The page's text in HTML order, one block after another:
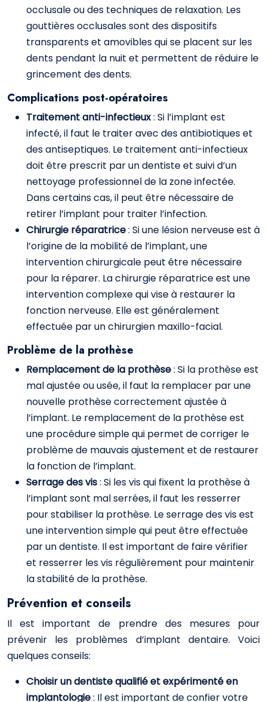
occlusale ou des techniques de relaxation. Les
gouttières occlusales sont des dispositifs
transparents et amovibles qui se placent sur les
dents pendant la nuit et permettent de réduire le
grincement des dents.
Complications post-opératoires
Traitement anti-infectieux: Si l’implant est
infecté, il faut le traiter avec des antibiotiques et
des antiseptiques. Le traitement anti-infectieux
doit être prescrit par un dentiste et suivi d’un
nettoyage professionnel de la zone infectée.
Dans certains cas, il peut être nécessaire de
retirer l’implant pour traiter l’infection.
Chirurgie réparatrice: Si une lésion nerveuse est à
l’origine de la mobilité de l’implant, une
intervention chirurgicale peut être nécessaire
pour la réparer. La chirurgie réparatrice est une
intervention complexe qui vise à restaurer la
fonction nerveuse. Elle est généralement
effectuée par un chirurgien maxillo-facial.
Problème de la prothèse
Remplacement de la prothèse: Si la prothèse est
mal ajustée ou usée, il faut la remplacer par une
nouvelle prothèse correctement ajustée à
l’implant. Le remplacement de la prothèse est
une procédure simple qui permet de corriger le
problème de mauvais ajustement et de restaurer
la fonction de l’implant.
Serrage des vis: Si les vis qui fixent la prothèse à
l’implant sont mal serrées, il faut les resserrer
pour stabiliser la prothèse. Le serrage des vis est
une intervention simple qui peut être effectuée
par un dentiste. Il est important de faire vérifier
et resserrer les vis régulièrement pour maintenir
la stabilité de la prothèse.
Prévention et conseils
Il est important de prendre des mesures pour
prévenir les problèmes d’implant dentaire. Voici
quelques conseils:
Choisir un dentiste qualifié et expérimenté en
implantologie: Il est important de confier votre